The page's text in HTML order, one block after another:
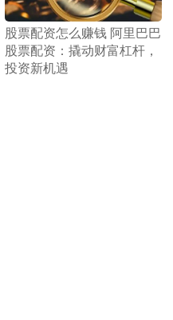
​股票配资怎么赚钱 阿里巴巴
股票配资：撬动财富杠杆，
投资新机遇